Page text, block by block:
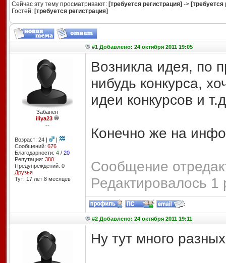
Сейчас эту тему просматривают: [требуется регистрация] -> [требуется
Гостей: [требуется регистрация]
#1 Добавлено: 24 октября 2011 19:05
Забанен
iliya23
--
Возраст: 24 |
|
Сообщений: 676
Благодарности: 4/ 20
Репутация: 380
Предупреждений: 0
Друзья
Тут: 17 лет 8 месяцев
Возникла идея, по
нибудь конкурса,
идеи конкурсов и
Конечно же на
Сообщение
Редактировалось 1
#2 Добавлено: 24 октября 2011 19:11
Ну тут много